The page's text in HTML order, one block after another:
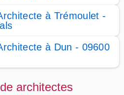
à Trémoulet -
à Dun - 09600
architectes